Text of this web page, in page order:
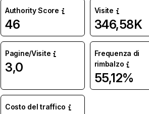
Authority Score
46
Visite
346,58K
Pagine/Visite
3,0
Frequenza di
rimbalzo
55,12%
Costo del traffico